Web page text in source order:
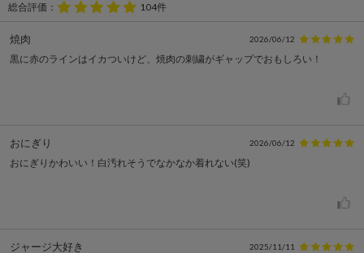
総合評価： 104件
焼肉 2026/06/12
黒に赤のラインはイカついけど、焼肉の刺繍がギャップでおもしろい！
おにぎり 2026/06/12
おにぎりかわいい！白汚れそうでなかなか着れない(笑)
ジャージ大好き 2025/11/11